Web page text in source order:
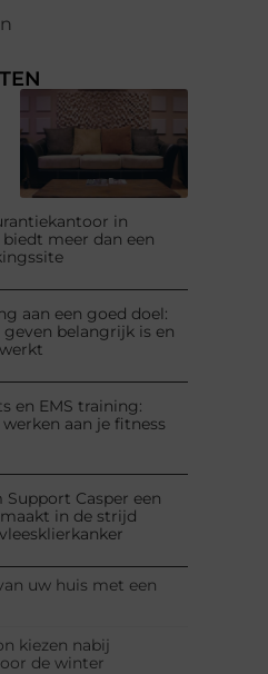
in
meer dan een
aan een goed doel:
belangrijk is en
en EMS training:
aan je fitness
Support Casper een
in de strijd
uw huis met een
kiezen nabij
de winter